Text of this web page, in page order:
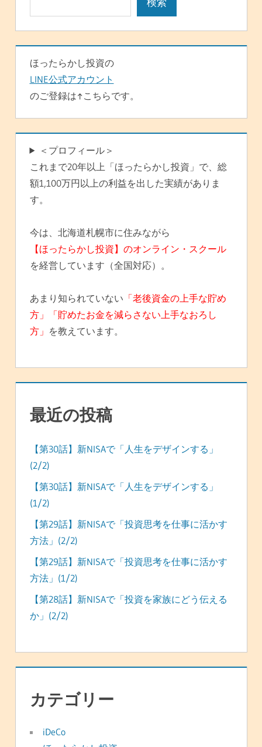
シ
ョ
ン
ほったらかし投資の
LINE公式アカウント
のご登録は↑こちらです。
＜プロフィール＞
これまで20年以上「ほったらかし投資」で、総
額1,100万円以上の利益を出した実績がありま
す。
今は、北海道札幌市に住みながら
【ほったらかし投資】のオンライン・スクール
を経営しています（全国対応）。
あまり知られていない 「老後資金の上手な貯め
方」「貯めたお金を減らさない上手なおろし
方」 を教えています。
最近の投稿
【第30話】新NISAで「人生をデザインする」
(2/2)
【第30話】新NISAで「人生をデザインする」
(1/2)
【第29話】新NISAで「投資思考を仕事に活かす
方法」(2/2)
【第29話】新NISAで「投資思考を仕事に活かす
方法」(1/2)
【第28話】新NISAで「投資を家族にどう伝える
か」(2/2)
カテゴリー
iDeCo